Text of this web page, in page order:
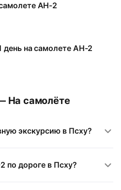
АН-2
день на самолете АН-2
На самолёте
экскурсию в Псху?
по дороге в Псху?